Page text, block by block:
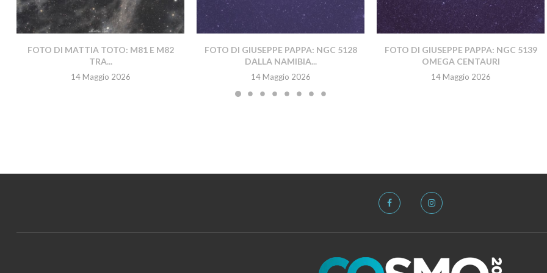
FOTO DI MATTIA TOTO: M81 E M82
TRA...
14 Maggio 2026
FOTO DI GIUSEPPE PAPPA: NGC 5128
DALLA NAMIBIA...
14 Maggio 2026
FOTO DI GIUSEPPE PAPPA: NGC 5139
OMEGA CENTAURI
14 Maggio 2026